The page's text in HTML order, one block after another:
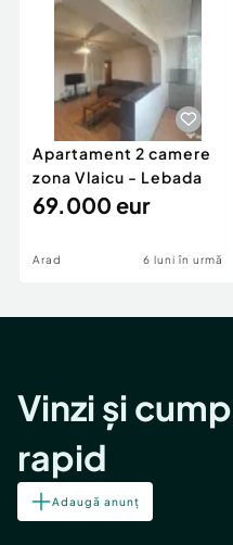
Apartament 2 camere
zona Vlaicu - Lebada
69.000 eur
Arad 6 luni în urmă
Vinzi și
rapid
Adaugă anunț